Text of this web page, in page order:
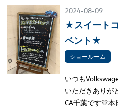
2024-08-09
★スイート
ベント★
ショールーム
いつも
いただきありが
CA千葉です💛